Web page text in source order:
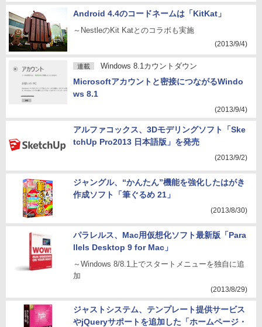
Android 4.4のコードネームは「KitKat」
～NestleのKit Katとのコラボも実施
(2013/9/4)
連載 Windows 8.1カウントダウン
Microsoftアカウントと密接につながるWindo
ws 8.1
(2013/9/4)
アルファコックス、3Dモデリングソフト「Ske
tchUp Pro2013 日本語版」を発売
(2013/9/2)
ジャングル、“かんたん”機能を強化したはがき
作成ソフト「筆ぐるめ 21」
(2013/8/30)
パラレルス、Mac用仮想化ソフト最新版「Para
llels Desktop 9 for Mac」
～Windows 8/8.1上でスタートメニューを独自に追
加
(2013/8/29)
ジャストシステム、テンプレート提供サービス
やjQueryサポートを追加した「ホームページ・